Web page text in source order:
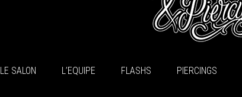
LE SALON L’EQUIPE FLASHS PIERCINGS